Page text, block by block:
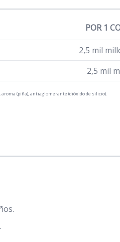
POR 1
2,5 mil
2,5 mil
(piña), antiaglomerante (dióxido de silicio).